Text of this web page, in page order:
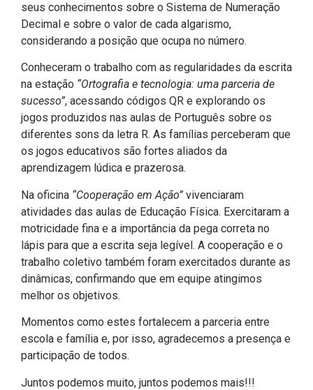
seus conhecimentos sobre o Sistema de Numeração
Decimal e sobre o valor de cada algarismo,
considerando a posição que ocupa no número.
Conheceram o trabalho com as regularidades da escrita
na estação “Ortografia e tecnologia: uma parceria de
sucesso”, acessando códigos QR e explorando os
jogos produzidos nas aulas de Português sobre os
diferentes sons da letra R. As famílias perceberam que
os jogos educativos são fortes aliados da
aprendizagem lúdica e prazerosa.
Na oficina “Cooperação em Ação” vivenciaram
atividades das aulas de Educação Física. Exercitaram a
motricidade fina e a importância da pega correta no
lápis para que a escrita seja legível. A cooperação e o
trabalho coletivo também foram exercitados durante as
dinâmicas, confirmando que em equipe atingimos
melhor os objetivos.
Momentos como estes fortalecem a parceria entre
escola e família e, por isso, agradecemos a presença e
participação de todos.
Juntos podemos muito, juntos podemos mais!!!